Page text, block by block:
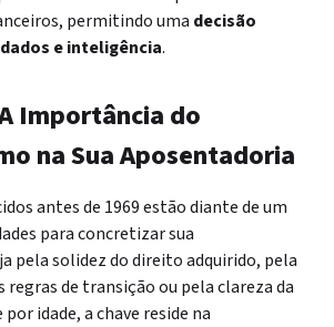
permitindo uma decisão
e inteligência.
Importância do
na Sua Aposentadoria
antes de 1969 estão diante de um
para concretizar sua
pela solidez do direito adquirido, pela
regras de transição ou pela clareza da
idade, a chave reside na